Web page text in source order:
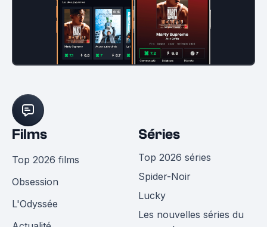
Films
Top 2026 films
Obsession
L'Odyssée
Séries
Top 2026 séries
Spider-Noir
Lucky
Les nouvelles séries du